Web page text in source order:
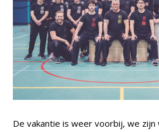
De vakantie is weer voorbij, we